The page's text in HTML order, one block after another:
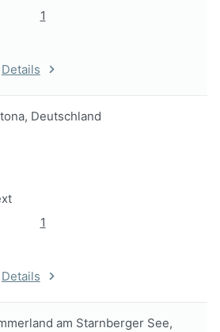
1
Details
Deutschland
1
Details
am Starnberger See,